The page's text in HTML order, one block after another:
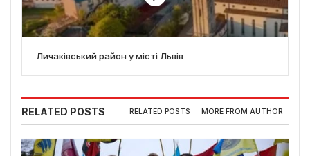
Личаківський район у місті Львів
RELATED POSTS RELATED POSTS MORE FROM AUTHOR